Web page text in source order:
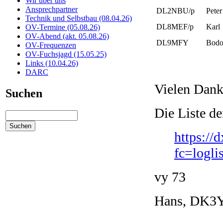
Ansprechpartner
Technik und Selbstbau (08.04.26)
OV-Termine (05.08.26)
OV-Abend (akt. 05.08.26)
OV-Frequenzen
OV-Fuchsjagd (15.05.25)
Links (10.04.26)
DARC
Suchen
DL2NBU/p
DL8MEF/p
Karl
DL9MFY
Vielen
Die Liste
https://
vy 73
Hans,